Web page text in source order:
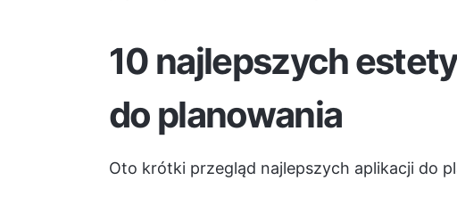
10 najlepszych
do planowania
Oto krótki przegląd najlepszych aplikacji do